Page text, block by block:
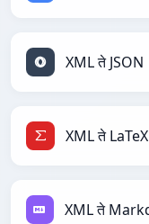
XML ते JSON
XML ते LaTeX